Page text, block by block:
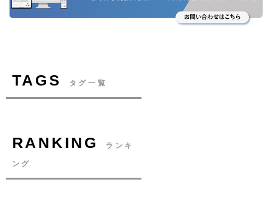
TAGS タグ一覧
RANKING ランキ
ング